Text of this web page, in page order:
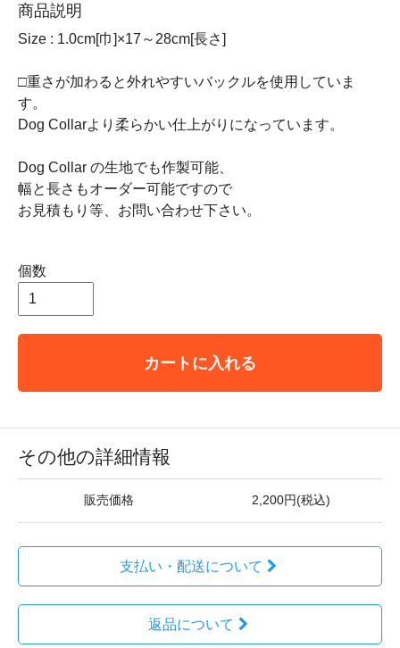
商品説明
Size : 1.0cm[巾]×17～28cm[長さ]
□重さが加わると外れやすいバックルを使用していま
す。
Dog Collarより柔らかい仕上がりになっています。
Dog Collar の生地でも作製可能、
幅と長さもオーダー可能ですので
お見積もり等、お問い合わせ下さい。
個数
カートに入れる
その他の詳細情報
販売価格 2,200円(税込)
支払い・配送について
返品について